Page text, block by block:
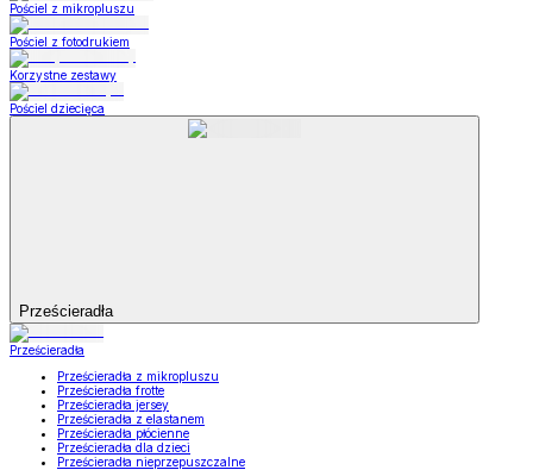
Pościel z mikropluszu
Pościel z fotodrukiem
Korzystne zestawy
Pościel dziecięca
Prześcieradła
Prześcieradła
Prześcieradła z mikropluszu
Prześcieradła frotte
Prześcieradła jersey
Prześcieradła z elastanem
Prześcieradła płócienne
Prześcieradła dla dzieci
Prześcieradła nieprzepuszczalne